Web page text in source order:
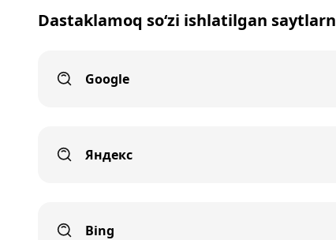
Dastaklamoq so‘zi ishlatilgan
Google
Яндекс
Bing